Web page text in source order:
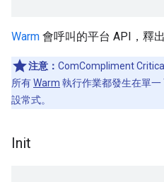
Warm 會呼叫的平台 API，釋
注意： ComCompliment
所有Warm 執行作業都發生在單一
設常式。
Init